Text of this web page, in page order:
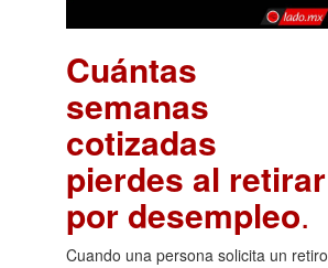
Cuántas
semanas
cotizadas
pierdes al retirar
por desempleo.
Cuando una persona solicita un retiro